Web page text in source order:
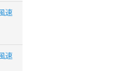
速
速